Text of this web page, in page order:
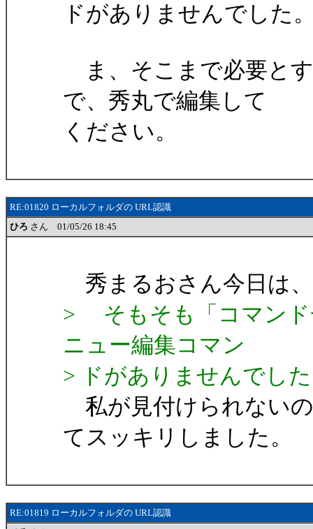
ドがありませんでした
ま、そこまで必要と
で、秀丸で編集して
ください。
RE:01820 ローカルフォルダの URL認識
ひろ さん 01/05/26 18:45
秀まるおさん今日は
> そもそも「コマンド
ニュー編集コマン
> ドがありませんでし
私が見付けられない
てスッキリしました。
RE:01819 ローカルフォルダの URL認識